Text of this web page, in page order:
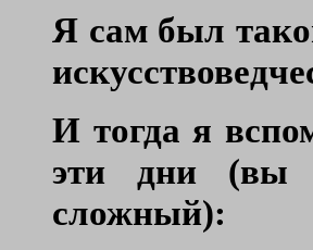
Я сам был
И тогда я
эти дни (вы
сложный):